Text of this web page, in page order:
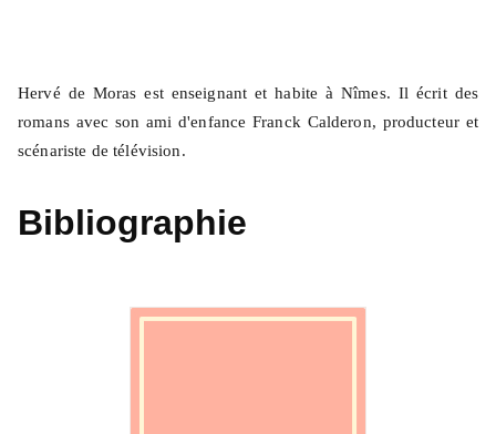
Hervé de Moras est enseignant et habite à Nîmes. Il écrit des
romans avec son ami d'enfance Franck Calderon, producteur et
scénariste de télévision.
Bibliographie